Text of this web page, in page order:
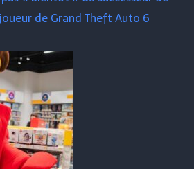
de Grand Theft Auto 6